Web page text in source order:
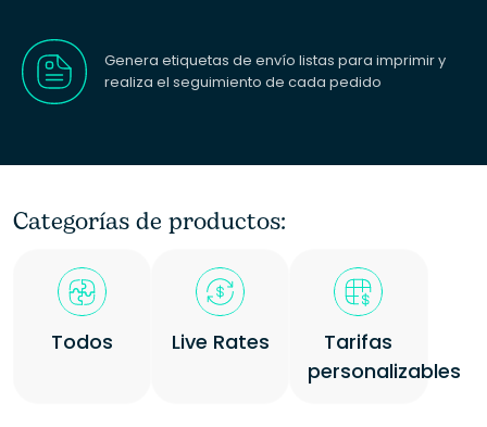
Genera etiquetas de envío listas para imprimir y
realiza el seguimiento de cada pedido
Categorías de productos:
Todos Live Rates
Tarifas
personalizables